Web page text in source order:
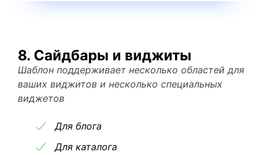
8. Сайдбары и виджиты
Шаблон поддерживает несколько областей для
ваших виджитов и несколько специальных
виджетов
Для блога
Для каталога